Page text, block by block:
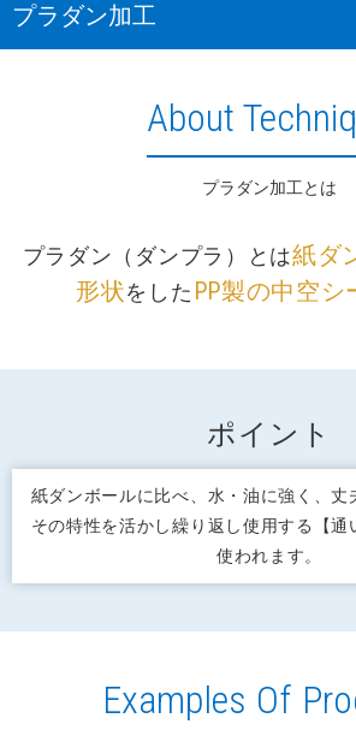
プラダン加工
About
プラダン加工とは
プラダン（ダンプラ）とは紙ダ
形状をした PP製の中空シ
ポイント
紙ダンボールに比べ、水・油に強く、丈
その特性を活かし繰り返し使用する【通
使われます。
Examples Of